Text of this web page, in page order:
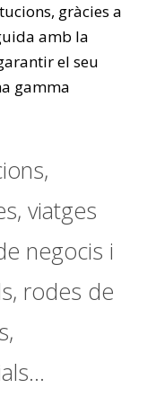
gràcies a
amb la
el seu
gamma
viatges
negocis i
rodes de